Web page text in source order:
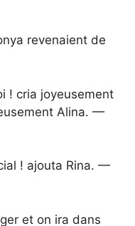
revenaient de
! cria joyeusement
Alina. —
! ajouta Rina. —
et on ira dans